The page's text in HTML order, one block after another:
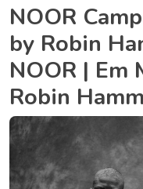
NOOR
by Robin
NOOR |
Robin